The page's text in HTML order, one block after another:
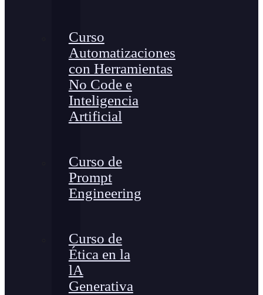
Curso
Automatizaciones
con Herramientas
No Code e
Inteligencia
Artificial
Curso de
Prompt
Engineering
Curso de
Ética en la
lA
Generativa